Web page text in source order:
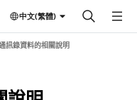
中文(繁體)
訊錄資料的相關說明